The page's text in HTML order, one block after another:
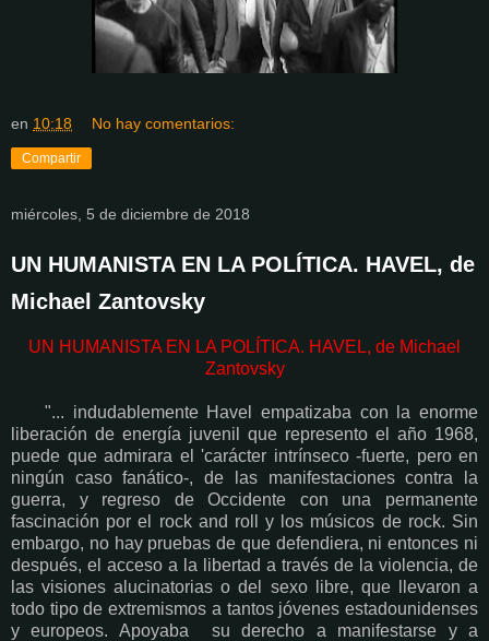
en 10:18 No hay comentarios:
Compartir
miércoles, 5 de diciembre de 2018
UN HUMANISTA EN LA POLÍTICA. HAVEL, de
Michael Zantovsky
UN HUMANISTA EN LA POLÍTICA. HAVEL, de Michael
Zantovsky
"... indudablemente Havel empatizaba con la enorme
liberación de energía juvenil que represento el año 1968,
puede que admirara el 'carácter intrínseco -fuerte, pero en
ningún caso fanático-, de las manifestaciones contra la
guerra, y regreso de Occidente con una permanente
fascinación por el rock and roll y los músicos de rock. Sin
embargo, no hay pruebas de que defendiera, ni entonces ni
después, el acceso a la libertad a través de la violencia, de
las visiones alucinatorias o del sexo libre, que llevaron a
todo tipo de extremismos a tantos jóvenes estadounidenses
y europeos. Apoyaba su derecho a manifestarse y a